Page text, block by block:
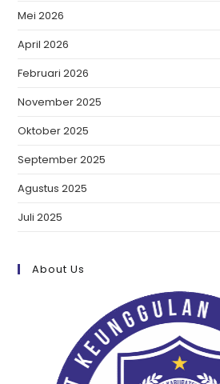
Mei 2026
April 2026
Februari 2026
November 2025
Oktober 2025
September 2025
Agustus 2025
Juli 2025
About Us